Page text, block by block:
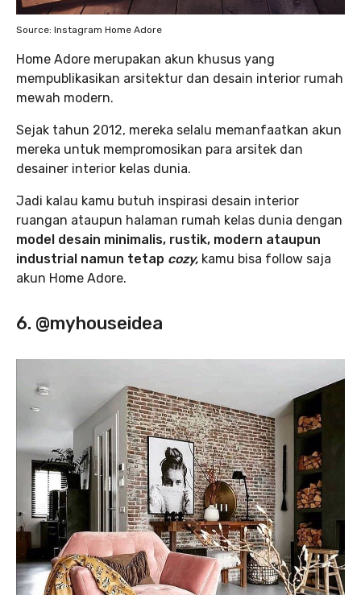
Source: Instagram Home Adore
Home Adore merupakan akun khusus yang
mempublikasikan arsitektur dan desain interior rumah
mewah modern.
Sejak tahun 2012, mereka selalu memanfaatkan akun
mereka untuk mempromosikan para arsitek dan
desainer interior kelas dunia.
Jadi kalau kamu butuh inspirasi desain interior
ruangan ataupun halaman rumah kelas dunia dengan
model desain minimalis, rustik, modern ataupun
industrial namun tetap cozy, kamu bisa follow saja
akun Home Adore.
6. @myhouseidea